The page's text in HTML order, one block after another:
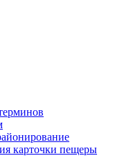
карточки пещеры